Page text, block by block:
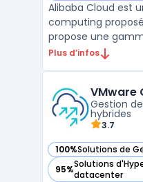
Alibaba Cloud est
computing
propose une
cloud adaptés aux
surtout présent en
gagner en
Plus d’infos
VMware
Gestion
hybrides
3.7
100%Solutions de
— voir VMware
95%Solutions
datacenter
— voir VMware